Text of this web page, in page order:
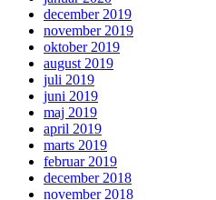
december 2019
november 2019
oktober 2019
august 2019
juli 2019
juni 2019
maj 2019
april 2019
marts 2019
februar 2019
december 2018
november 2018